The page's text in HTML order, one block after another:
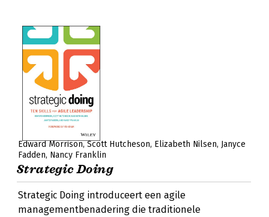
Edward Morrison Scott Hutcheson Elizabeth Nilsen Janyce
Fadden Nancy Franklin
Strategic Doing
Strategic Doing introduceert een agile
managementbenadering die traditionele